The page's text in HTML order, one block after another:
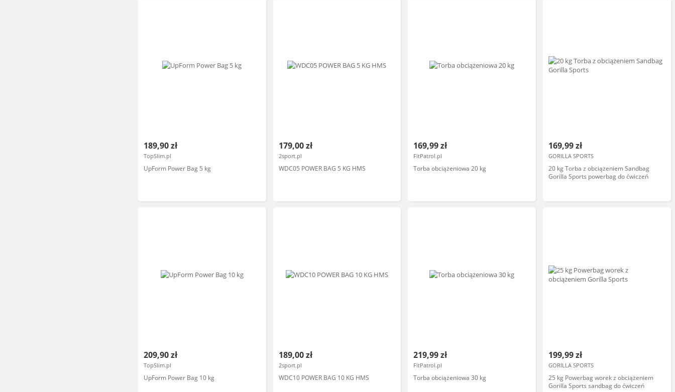
189,90 zł
TopSlim.pl
UpForm Power Bag 5 kg
179,00 zł
2sport.pl
WDC05 POWER BAG 5 KG HMS
169,99 zł
FitPatrol.pl
Torba obciążeniowa 20 kg
169,99 zł
GORILLA SPORTS
20 kg Torba z obciążeniem Sandbag
Gorilla Sports powerbag do ćwiczeń
209,90 zł
TopSlim.pl
UpForm Power Bag 10 kg
189,00 zł
2sport.pl
WDC10 POWER BAG 10 KG HMS
219,99 zł
FitPatrol.pl
Torba obciążeniowa 30 kg
199,99 zł
GORILLA SPORTS
25 kg Powerbag worek z obciążeniem
Gorilla Sports sandbag do ćwiczeń